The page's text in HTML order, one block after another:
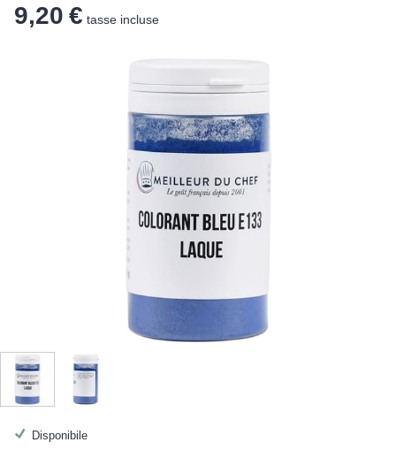
9,20 € tasse incluse
Disponibile